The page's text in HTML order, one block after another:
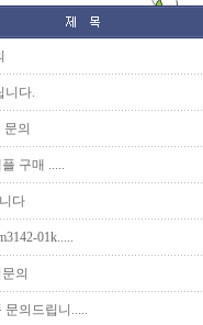
니다.
의
구매 .....
다
01k.....
의
의드립니.....